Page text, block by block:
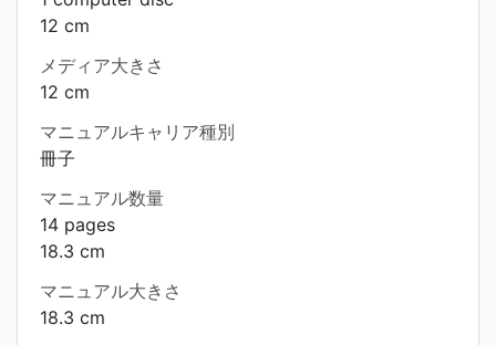
12 cm
メディア大きさ
12 cm
マニュアルキャリア種別
冊子
マニュアル数量
14 pages
18.3 cm
マニュアル大きさ
18.3 cm